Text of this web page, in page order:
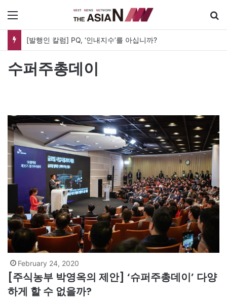
[발행인 칼럼] PQ, ‘인내지수’를 아십니까?
수퍼주총데이
February 24, 2020
[주식농부 박영옥의 제안] ‘슈퍼주총데이’ 다양
하게 할 수 없을까?